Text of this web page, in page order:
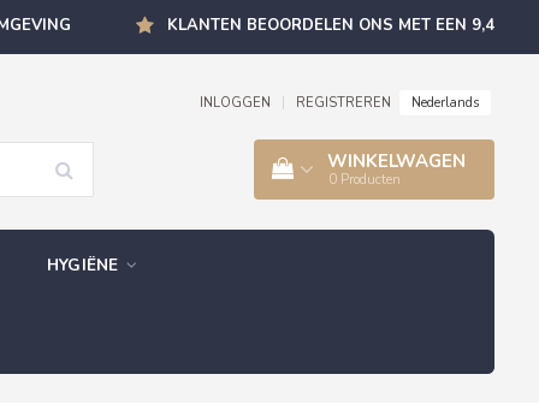
KLANTEN BEOORDELEN ONS MET EEN 9,4
INLOGGEN REGISTREREN Nederlands
WINKELWAGEN
0 Producten
HYGIËNE